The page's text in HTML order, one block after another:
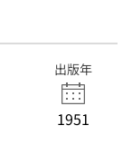
出版年
1951